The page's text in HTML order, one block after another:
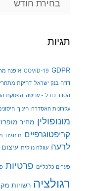
תגיות
COVID-19 GDPR אופנה
דו"ח בנק ישראל דחיקת
הסדר כובל - ענישה הפסקת
עקרונות האסדרה חינוך
מונופולין מחיר מופרז
קריפטוגרפיים מיזוגים
לרעה עוולה נזיקית
פערים כלכליים פרטיות
רגולציה רשויות